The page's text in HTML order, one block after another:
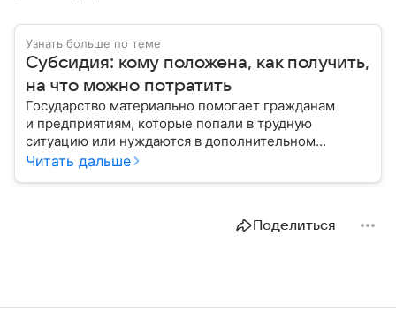
Узнать больше по теме
Субсидия: кому положена, как получить,
на что можно потратить
Государство материально помогает гражданам
и предприятиям, которые попали в трудную
ситуацию или нуждаются в дополнительном
стимулировании. С помощью эксперта расскажем,
Читать дальше
Поделиться